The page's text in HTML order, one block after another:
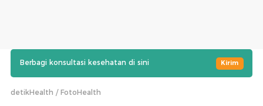
Berbagi konsultasi kesehatan di sini Kirim
detikHealth FotoHealth